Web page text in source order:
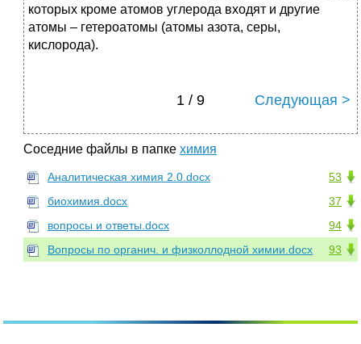
которых кроме атомов углерода входят и другие
атомы – гетероатомы (атомы азота, серы,
кислорода).
1 / 9 Следующая >
Соседние файлы в папке химия
53
Аналитическая химия 2.0.docx
37
биохимия.docx
94
вопросы и ответы.docx
93
Вопросы по органич. и физколлодной химии.docx